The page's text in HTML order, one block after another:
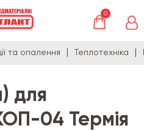
0
та опалення Теплотехніка
для
04 Термія